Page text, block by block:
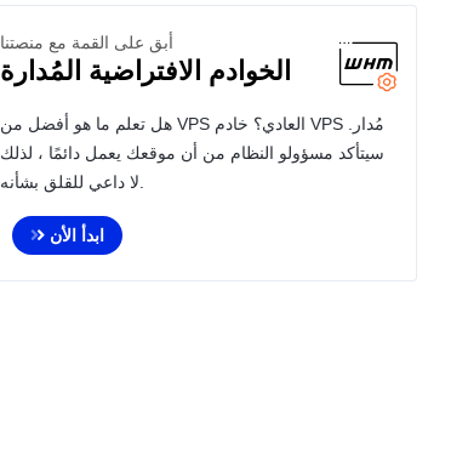
أبق على القمة مع منصتنا
الخوادم الافتراضية المُدارة
هل تعلم ما هو أفضل من VPS العادي؟ خادم VPS مُدار.
سيتأكد مسؤولو النظام من أن موقعك يعمل دائمًا ، لذلك
ابدأ الأن